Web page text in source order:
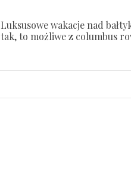
Luksusowe wakacje nad
tak, to możliwe z columbus